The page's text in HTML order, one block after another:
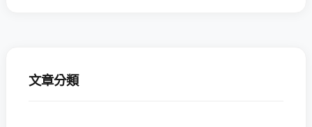
文章分類